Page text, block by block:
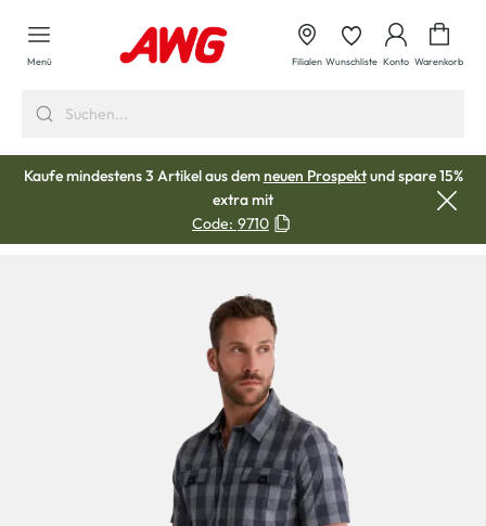
springen
Menü Filialen Wunschliste Konto Warenkorb
Kaufe mindestens 3 Artikel aus demneuen Prospektund spare 15%
extra mit
Code: 9710